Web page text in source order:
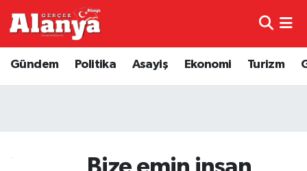
Gündem Politika Asayiş Ekonomi Turizm
Genel
Bilim ve Teknoloji
Trafik Durumu
Tüm Manşetler